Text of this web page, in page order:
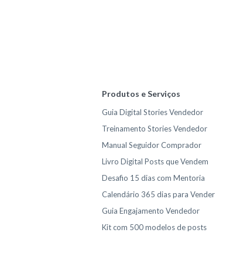
Produtos e Serviços
Guia Digital Stories Vendedor
Treinamento Stories Vendedor
Manual Seguidor Comprador
Livro Digital Posts que Vendem
Desafio 15 dias com Mentoria
Calendário 365 dias para Vender
Guia Engajamento Vendedor
Kit com 500 modelos de posts